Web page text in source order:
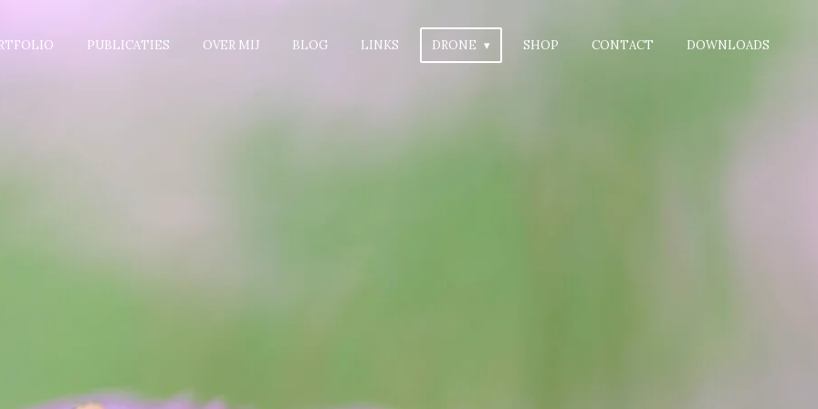
PUBLICATIES OVER MIJ BLOG LINKS DRONE SHOP CONTACT DOWNLOADS